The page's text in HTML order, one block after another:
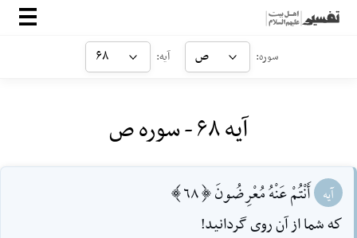
صفحه‌اصلی
ارتباط با ما
سوره: ص آیه: ۶۸
آیه ۶۸ - سوره ص
آیه أَنْتُمْ عَنْهُ مُعْرِضُونَ [68]
كه شما از آن روى گردانيد!